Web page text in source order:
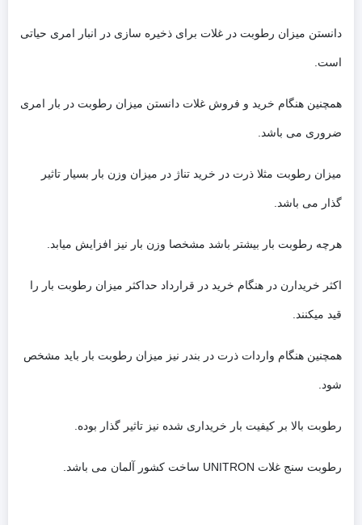
دانستن میزان رطوبت در غلات برای ذخیره سازی در انبار امری حیاتی
است.
همچنین هنگام خرید و فروش غلات دانستن میزان رطوبت در بار امری
ضروری می باشد.
میزان رطوبت مثلا ذرت در خرید تناژ در میزان وزن بار بسیار تاثیر
گذار می باشد.
هرچه رطوبت بار بیشتر باشد مشخصا وزن بار نیز افزایش میابد.
اکثر خریدارن در هنگام خرید در قرارداد حداکثر میزان رطوبت بار را
قید میکنند.
همچنین هنگام واردات ذرت در بندر نیز میزان رطوبت بار باید مشخص
شود.
رطوبت بالا بر کیفیت بار خریداری شده نیز تاثیر گذار بوده.
رطوبت سنج غلات UNITRON ساخت کشور آلمان می باشد.